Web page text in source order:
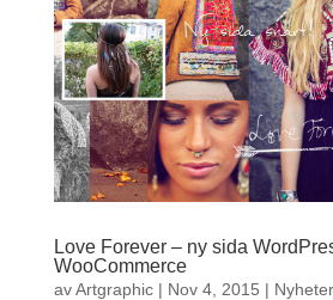
Love Forever – ny sida
WooCommerce
avArtgraphic| Nov 4, 2015 | Nyheter,